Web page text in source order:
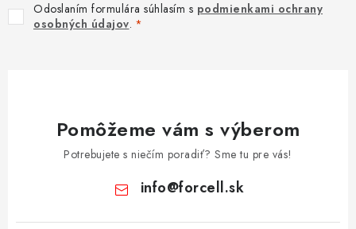
VÝPREDAJ
Odoslaním formulára súhlasím s podmienkami ochrany
osobných údajov.
Pomôžeme vám s výberom
Potrebujete s niečím poradiť? Sme tu pre vás!
info@forcell.sk